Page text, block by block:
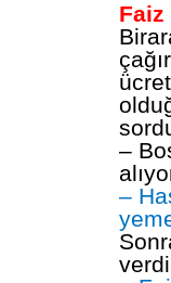
Faiz
–
–